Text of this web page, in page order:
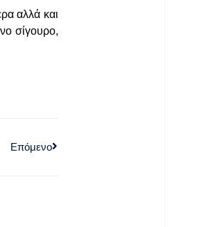
αλλά και
σίγουρο,
Επόμενο